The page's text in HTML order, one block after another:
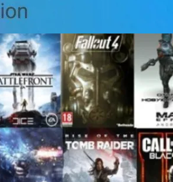
От Скважины Своими Руками
Windows 11: Шаги К